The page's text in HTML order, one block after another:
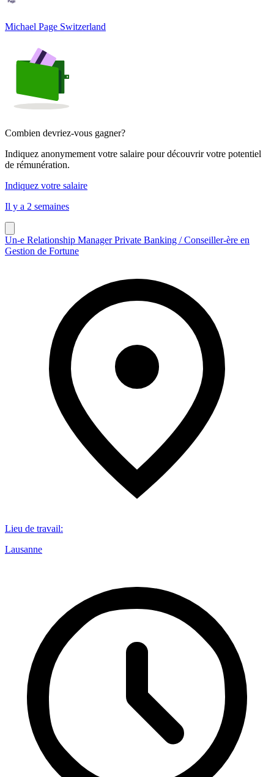
Michael Page Switzerland
Combien devriez-vous gagner?
Indiquez anonymement votre salaire pour découvrir votre potentiel
de rémunération.
Indiquez votre salaire
Il y a 2 semaines
Un-e Relationship Manager Private Banking / Conseiller-ère en
Gestion de Fortune
Lieu de travail:
Lausanne